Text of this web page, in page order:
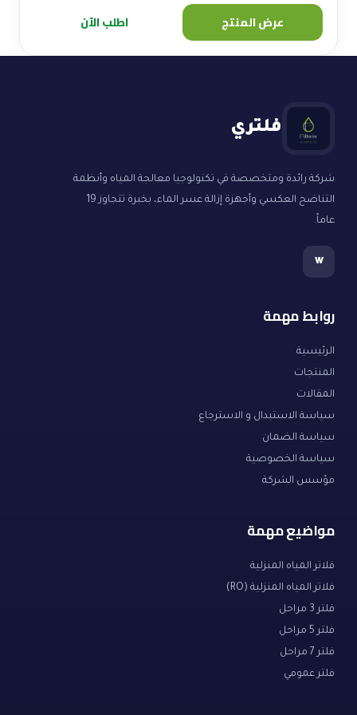
عرض المنتج اطلب الآن
فلتري
شركة رائدة ومتخصصة في تكنولوجيا معالجة المياه وأنظمة
التناضح العكسي وأجهزة إزالة عسر الماء، بخبرة تتجاوز 19
عاماً.
w
روابط مهمة
الرئيسية
المنتجات
المقالات
سياسة الاستبدال و الاسترجاع
سياسة الضمان
سياسة الخصوصية
مؤسس الشركة
مواضيع مهمة
فلاتر المياه المنزلية
فلاتر المياه المنزلية (RO)
فلتر 3 مراحل
فلتر 5 مراحل
فلتر 7 مراحل
فلتر عمومي